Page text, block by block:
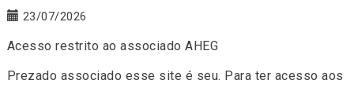
23/07/2026
Acesso restrito ao associado AHEG
Prezado associado esse site é seu. Para ter acesso aos